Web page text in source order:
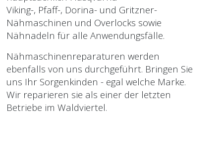
Viking-, Pfaff-, Dorina- und Gritzner-
Nähmaschinen und Overlocks sowie
Nähnadeln für alle Anwendungsfälle.
Nähmaschinenreparaturen werden
ebenfalls von uns durchgeführt. Bringen Sie
uns Ihr Sorgenkinden - egal welche Marke.
Wir reparieren sie als einer der letzten
Betriebe im Waldviertel.